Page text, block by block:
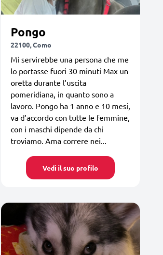
Pongo
22100, Como
Mi servirebbe una persona che me
lo portasse fuori 30 minuti Max un
oretta durante l’uscita
pomeridiana, in quanto sono a
lavoro. Pongo ha 1 anno e 10 mesi,
va d’accordo con tutte le femmine,
con i maschi dipende da chi
troviamo. Ama correre nei...
Vedi il suo profilo